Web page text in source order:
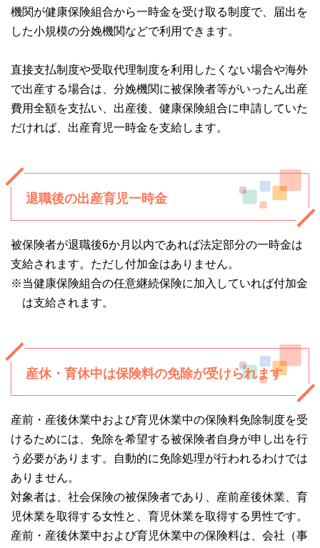
機関が健康保険組合から一時金を受け取る制度で、届出を
した小規模の分娩機関などで利用できます。
直接支払制度や受取代理制度を利用したくない場合や海外
で出産する場合は、分娩機関に被保険者等がいったん出産
費用全額を支払い、出産後、健康保険組合に申請していた
だければ、出産育児一時金を支給します。
退職後の出産育児一時金
被保険者が退職後6か月以内であれば法定部分の一時金は
支給されます。ただし付加金はありません。
※当健康保険組合の任意継続保険に加入していれば付加金
は支給されます。
産休・育休中は保険料の免除が受けられます
産前・産後休業中および育児休業中の保険料免除制度を受
けるためには、免除を希望する被保険者自身が申し出を行
う必要があります。自動的に免除処理が行われるわけでは
ありません。
対象者は、社会保険の被保険者であり、産前産後休業、育
児休業を取得する女性と、育児休業を取得する男性です。
産前・産後休業中および育児休業中の保険料は、会社（事